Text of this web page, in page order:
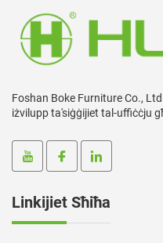
Foshan Boke Furniture Co.,
iżvilupp ta'siġġijiet tal-uffiċċju
Linkijiet Sħiħa